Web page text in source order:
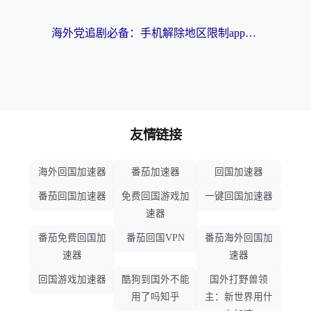
海外党追剧必备：手机解除地区限制app怎么选？解决央视视频&国内剧地区限制全指南
友情链接
海外回国加速器 番茄加速器 回国加速器
番茄回国加速器
免费回国游戏加
速器
一键回国加速器
番茄免费回国加
速器
番茄回国VPN
番茄海外回国加
速器
回国游戏加速器
酷狗到国外不能
用了吗知乎
国外打野兽领
主：新世界用什